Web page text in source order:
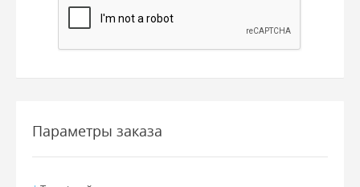
Параметры заказа